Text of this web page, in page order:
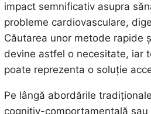
impact semnificativ asupra
probleme cardiovasculare,
Căutarea unor metode rapide
devine astfel o necesitate, iar
poate reprezenta o soluție
Pe lângă abordările
cognitiv-comportamentală